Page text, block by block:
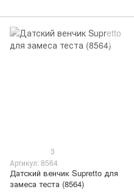
3
Артикул: 8564
Датский венчик Supretto для
замеса теста (8564)